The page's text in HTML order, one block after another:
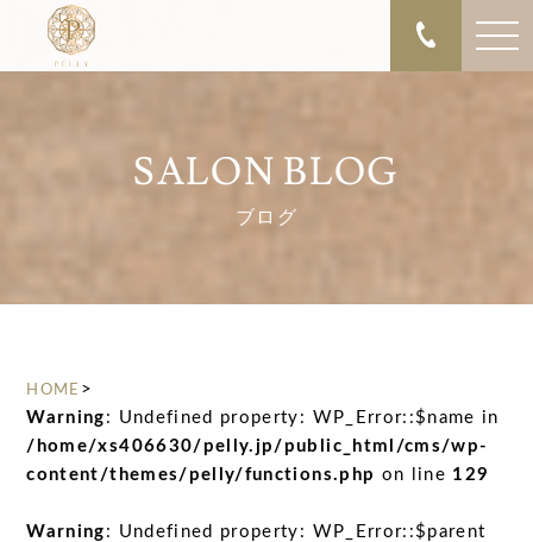
SALON BLOG
ブログ
HOME >
Warning : Undefined property: WP_Error::$name in
/home/xs406630/pelly.jp/public_html/cms/wp-
content/themes/pelly/functions.php on line 129
Warning : Undefined property: WP_Error::$parent